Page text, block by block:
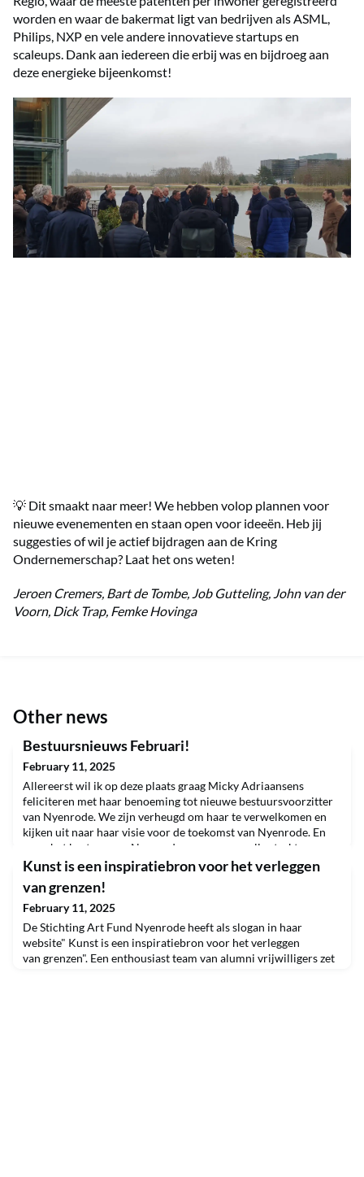
worden en waar de bakermat ligt van bedrijven als ASML,
Philips, NXP en vele andere innovatieve startups en
scaleups. Dank aan iedereen die erbij was en bijdroeg aan
deze energieke bijeenkomst!
💡 Dit smaakt naar meer! We hebben volop plannen voor
nieuwe evenementen en staan open voor ideeën. Heb jij
suggesties of wil je actief bijdragen aan de Kring
Ondernemerschap? Laat het ons weten!
Jeroen Cremers, Bart de Tombe, Job Gutteling, John van der
Voorn, Dick Trap, Femke Hovinga
Other news
Bestuursnieuws Februari!
February 11, 2025
Allereerst wil ik op deze plaats graag Micky Adriaansens
feliciteren met haar benoeming tot nieuwe bestuursvoorzitter
van Nyenrode. We zijn verheugd om haar te verwelkomen en
kijken uit naar haar visie voor de toekomst van Nyenrode. En
waar het bestuur van Nyenrode nu weer op volle sterkte
is, heeft het Hoofdbestuur van de vereniging nog wel een
vacature! We hebben afscheid genomen van Nick en Eli
Kunst is een inspiratiebron voor het verleggen
van grenzen!
February 11, 2025
De Stichting Art Fund Nyenrode heeft als slogan in haar
website" Kunst is een inspiratiebron voor het verleggen
van grenzen". Een enthousiast team van alumni vrijwilligers zet